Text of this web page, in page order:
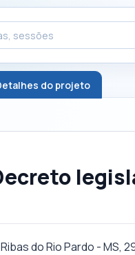
do projeto
do Rio Pardo - MS,